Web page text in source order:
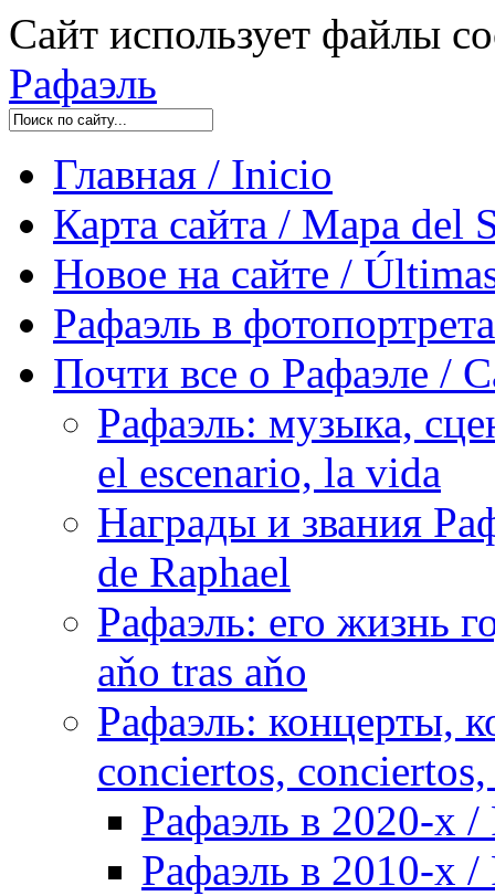
Сайт использует файлы
Рафаэль
Главная / Inicio
Карта сайта / Mapa del
Новое на сайте /
Рафаэль в
Почти все о Рафаэле /
Рафаэль: музыка,
el escenario, la vida
Награды и звания
de Raphael
Рафаэль: его жизнь
aňo tras aňo
Рафаэль: концерты,
conciertos,
Рафаэль в 2020-х /
Рафаэль в 2010-х /